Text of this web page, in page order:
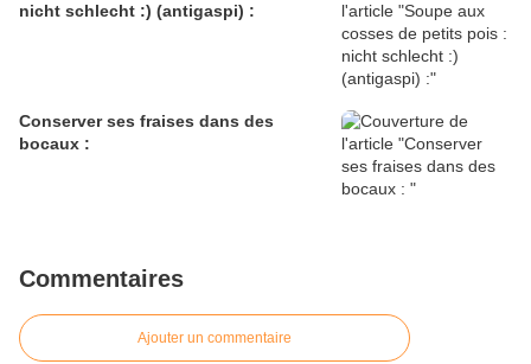
nicht schlecht :) (antigaspi) :
Conserver ses fraises dans des
bocaux :
Commentaires
Ajouter un commentaire